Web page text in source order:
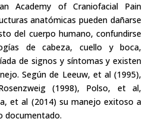
Academy of Craniofacial Pain
anatómicas pueden dañarse
del cuerpo humano, confundirse
de cabeza, cuello y boca,
de signos y síntomas y existen
Según de Leeuw, et al (1995),
(1998), Polso, et al,
et al (2014) su manejo exitoso a
documentado.